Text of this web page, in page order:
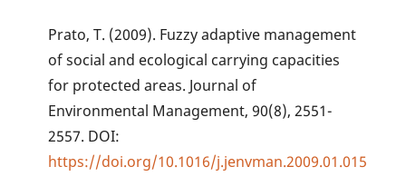
Prato, T. (2009). Fuzzy adaptive management
of social and ecological carrying capacities
for protected areas. Journal of
Environmental Management, 90(8), 2551-
2557. DOI:
https://doi.org/10.1016/j.jenvman.2009.01.015